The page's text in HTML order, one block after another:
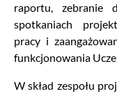
raportu, zebranie
spotkaniach
pracy i
funkcjonowania
W skład zespołu